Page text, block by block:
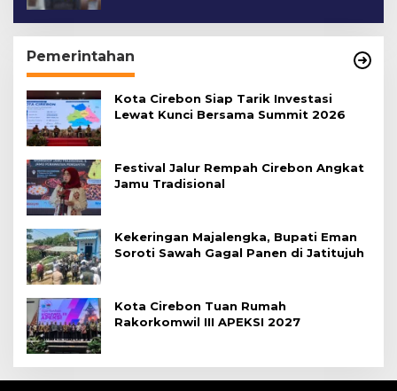
Pemerintahan
Kota Cirebon Siap Tarik Investasi
Lewat Kunci Bersama Summit 2026
Festival Jalur Rempah Cirebon Angkat
Jamu Tradisional
Kekeringan Majalengka, Bupati Eman
Soroti Sawah Gagal Panen di Jatitujuh
Kota Cirebon Tuan Rumah
Rakorkomwil III APEKSI 2027